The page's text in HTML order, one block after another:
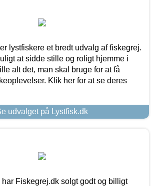
lystfiskere et bredt udvalg af fiskegrej.
at sidde stille og roligt hjemme i
alt det, man skal bruge for at få
Klik her for at se deres
udvalget på Lystfisk.dk
har Fiskegrej.dk solgt godt og billigt